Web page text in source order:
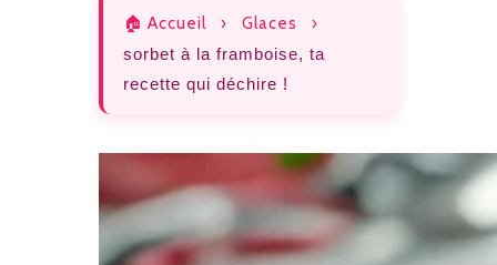
🏠 Accueil › Glaces
›
sorbet à la framboise, ta
recette qui déchire !